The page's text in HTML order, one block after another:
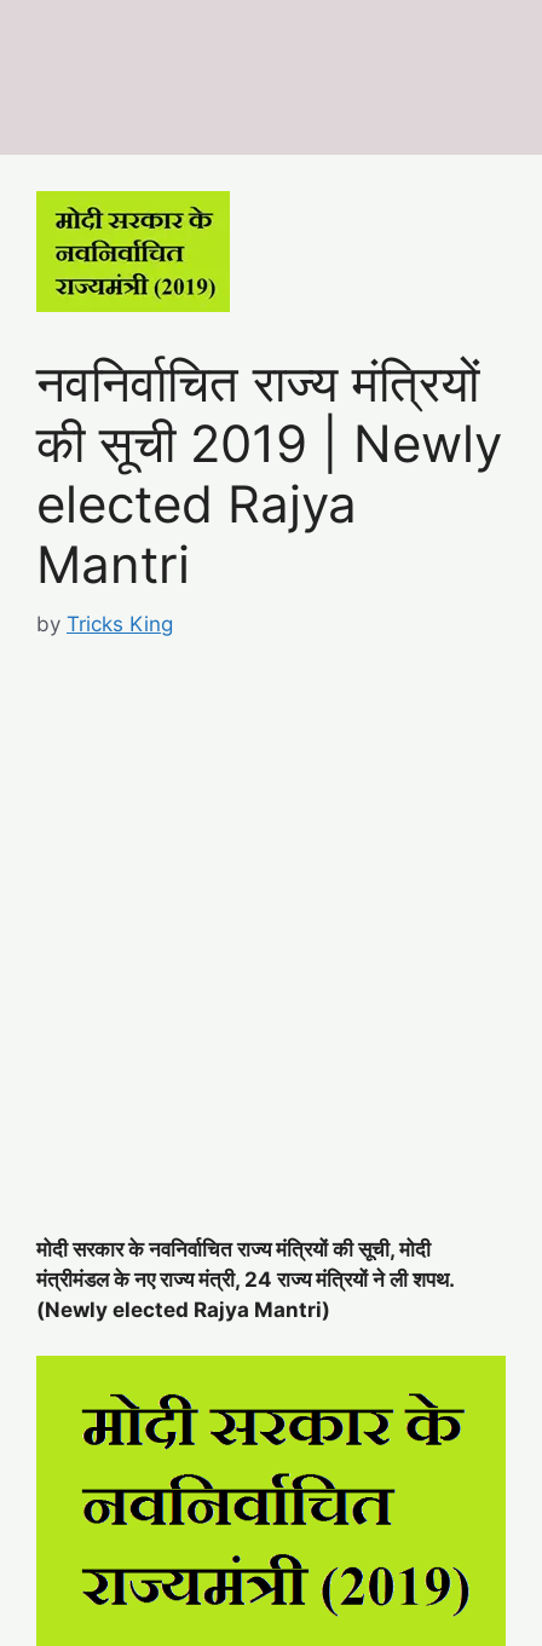
नवनिर्वाचित राज्य मंत्रियों
की सूची 2019 | Newly
elected Rajya
Mantri
by Tricks King
मोदी सरकार के नवनिर्वाचित राज्य मंत्रियों की सूची, मोदी
मंत्रीमंडल के नए राज्य मंत्री, 24 राज्य मंत्रियों ने ली शपथ.
(Newly elected Rajya Mantri)